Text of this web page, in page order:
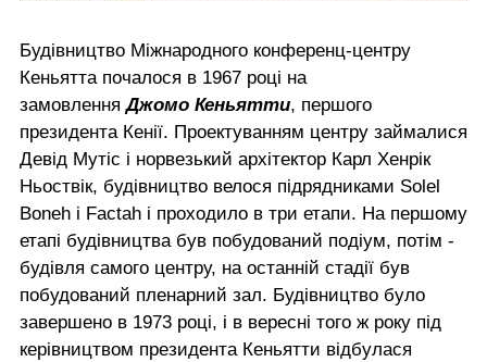
Будівництво Міжнародного конференц-центру
Кеньятта почалося в 1967 році на
замовленняДжомо Кеньятти, першого
президента Кенії. Проектуванням центру займалися
Девід Мутіс і норвезький архітектор Карл Хенрік
Ньоствік, будівництво велося підрядниками Solel
Boneh і Factah і проходило в три етапи. На першому
етапі будівництва був побудований подіум, потім -
будівля самого центру, на останній стадії був
побудований пленарний зал. Будівництво було
завершено в 1973 році, і в вересні того ж року під
керівництвом президента Кеньятти відбулася